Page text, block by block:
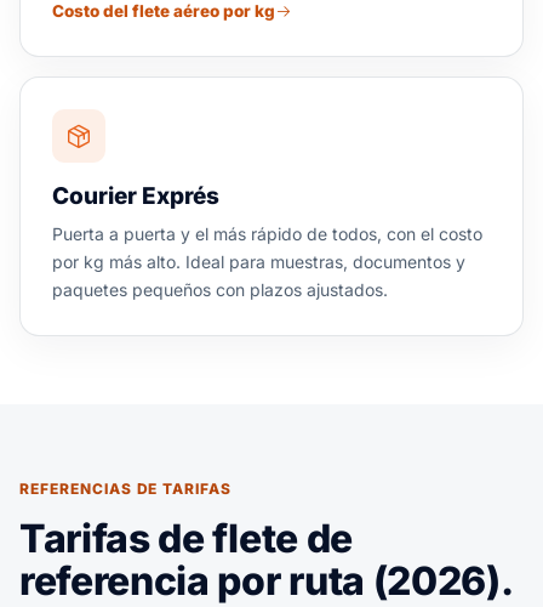
Costo del flete aéreo por kg
Courier Exprés
Puerta a puerta y el más rápido de todos, con el costo
por kg más alto. Ideal para muestras, documentos y
paquetes pequeños con plazos ajustados.
REFERENCIAS DE TARIFAS
Tarifas de flete de
referencia por ruta (2026).